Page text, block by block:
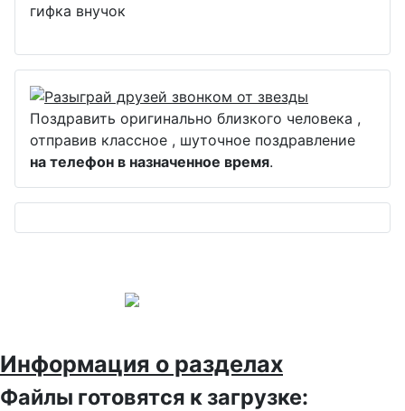
гифка внучок
Поздравить оригинально близкого человека ,
отправив классное , шуточное поздравление
на телефон в назначенное время.
Информация о разделах
Файлы готовятся к загрузке: